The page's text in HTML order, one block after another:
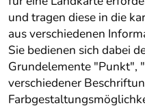
und tragen diese in die
aus verschiedenen
Sie bedienen sich dabei
Grundelemente "Punkt",
verschiedener